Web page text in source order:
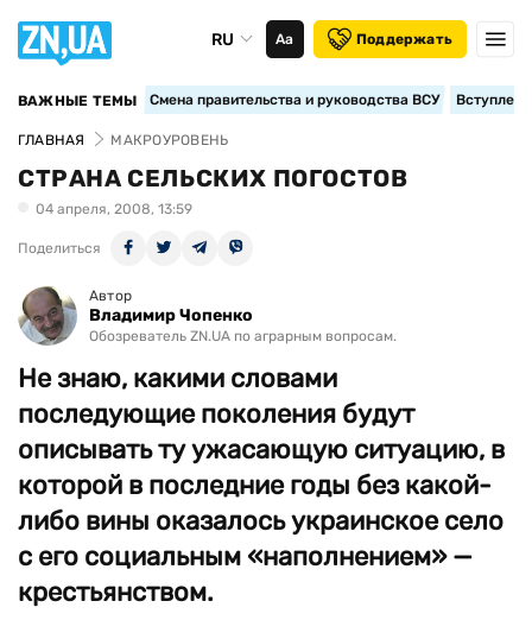
RU Аа Поддержать
ВАЖНЫЕ ТЕМЫ Смена правительства и руководства ВСУ
ГЛАВНАЯ МАКРОУРОВЕНЬ
СТРАНА СЕЛЬСКИХ ПОГОСТОВ
04 апреля, 2008, 13:59
Поделиться
Автор
Владимир Чопенко
Обозреватель ZN.UA по аграрным вопросам.
Не знаю, какими словами
последующие поколения будут
описывать ту ужасающую ситуацию, в
которой в последние годы без какой-
либо вины оказалось украинское село
с его социальным «наполнением» —
крестьянством.